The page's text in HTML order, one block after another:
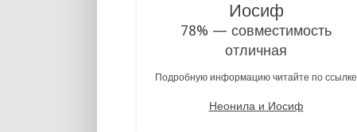
Иосиф
78% — совместимость
отличная
Подробную информацию читайте по ссылке
Неонила и Иосиф